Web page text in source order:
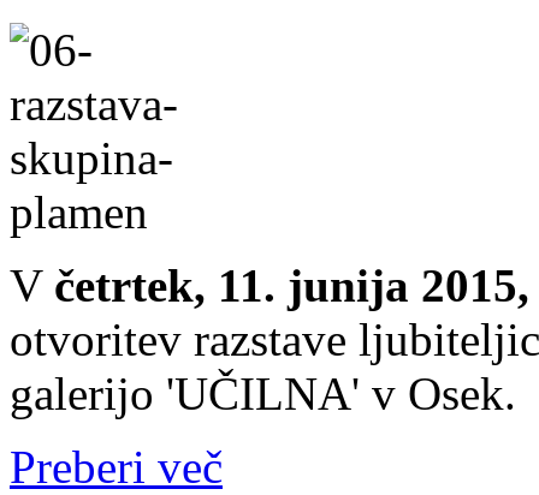
V četrtek, 11. junija
otvoritev razstave
galerijo 'UČILNA' v Osek.
Preberi več